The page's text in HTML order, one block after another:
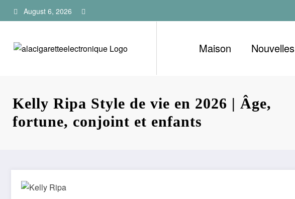
to
August 6, 2026
Maison Nouvelles
Kelly Ripa Style de vie en 2026 | Âge,
fortune, conjoint et enfants